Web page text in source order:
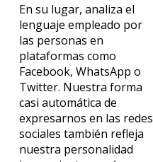
En su lugar, analiza el
lenguaje empleado por
las personas en
plataformas como
Facebook, WhatsApp o
Twitter. Nuestra forma
casi automática de
expresarnos en las redes
sociales también refleja
nuestra personalidad